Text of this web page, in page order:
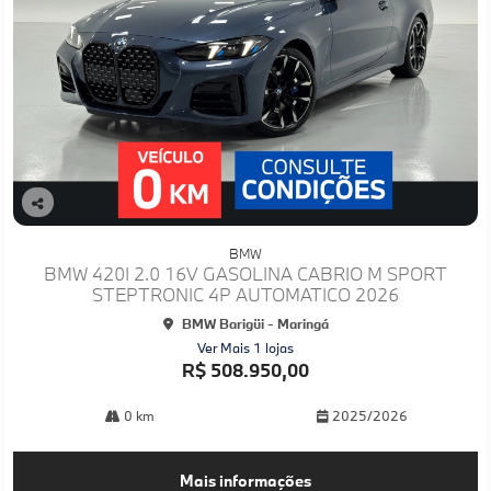
Co
lhe
BMW
BMW 420I 2.0 16V GASOLINA CABRIO M SPORT
STEPTRONIC 4P AUTOMATICO 2026
BMW Barigüi - Maringá
Ver Mais 1 lojas
R$ 508.950,00
0 km 2025/2026
Mais informações